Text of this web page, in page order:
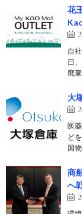
花
自
日
廃
大
医
ど
国
商
へ